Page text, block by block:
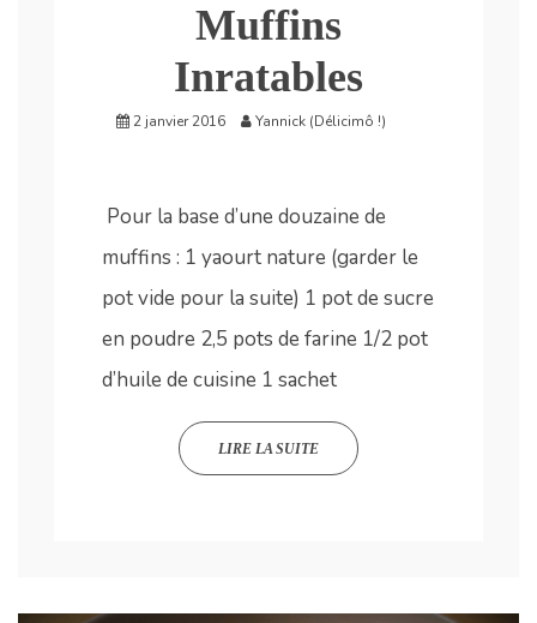
Muffins
Inratables
2 janvier 2016 Yannick (Délicimô !)
Pour la base d’une douzaine de
muffins : 1 yaourt nature (garder le
pot vide pour la suite) 1 pot de sucre
en poudre 2,5 pots de farine 1/2 pot
d’huile de cuisine 1 sachet
LIRE LA SUITE